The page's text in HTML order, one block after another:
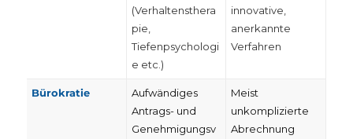
(Verhaltensthera
pie,
Tiefenpsychologi
e etc.)
innovative,
anerkannte
Verfahren
Bürokratie
Aufwändiges
Antrags- und
Genehmigungsv
Meist
unkomplizierte
Abrechnung